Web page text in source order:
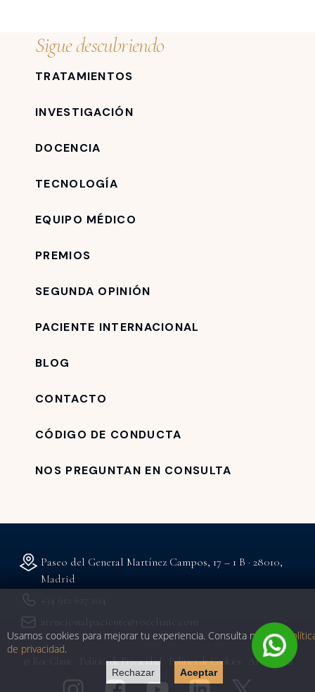
Usamos cookies para mejorar tu experiencia. Consulta nuestra
de privacidad.
Rechazar Aceptar
Sigue descubriendo
TRATAMIENTOS
INVESTIGACIÓN
DOCENCIA
TECNOLOGÍA
EQUIPO MÉDICO
PREMIOS
SEGUNDA OPINIÓN
PACIENTE INTERNACIONAL
BLOG
CONTACTO
CÓDIGO DE CONDUCTA
NOS PREGUNTAN EN CONSULTA
Paseo del General Martínez Campos, 17 – 1 B · 28010,
Madrid
+34 912 627 104
atencionalpaciente@rocclinic.com
© Roc Clinic Política de Privacidad Política de Cookies Aviso Legal